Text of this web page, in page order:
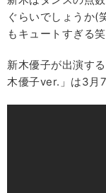
ぐらいでしょうか(
もキュートすぎる
新木優子が出演す
木優子ver.」は3月7